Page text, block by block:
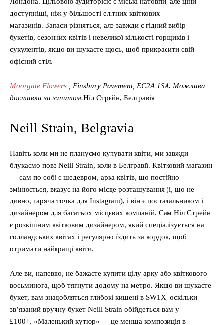
доступніші, ніж у більшості елітних квіткових
магазинів. Запаси різняться, але завжди є гідний вибір
букетів, сезонних квітів і невеликої кількості горщиків і
сукулентів, якщо ви шукаєте щось, щоб прикрасити свій
офісний стіл.
Moorgate Flowers , Finsbury Pavement, EC2A 1SA. Можлива
доставка за запитом.Ніл Стрейн, Белгравія
Neill Strain, Belgravia
Навіть коли ми не плануємо купувати квіти, ми завжди
блукаємо повз Neill Strain, коли в Белгравії. Квітковий магазин
— сам по собі є шедевром, арка квітів, що постійно
змінюється, вказує на його місце розташування (і, що не
дивно, гаряча точка для Instagram), і він є постачальником і
дизайнером для багатьох місцевих компаній. Сам Ніл Стрейн
є розкішним квітковим дизайнером, який спеціалізується на
голландських квітах і регулярно їздить за кордон, щоб
отримати найкращі квіти.
Але ви, напевно, не бажаєте купити цілу арку або квіткового
восьминога, щоб тягнути додому на метро. Якщо ви шукаєте
букет, вам знадобляться глибокі кишені в SW1X, оскільки
зв’язаний вручну букет Neill Strain обійдеться вам у
£100+. «Маленький кутюр» — це менша композиція в